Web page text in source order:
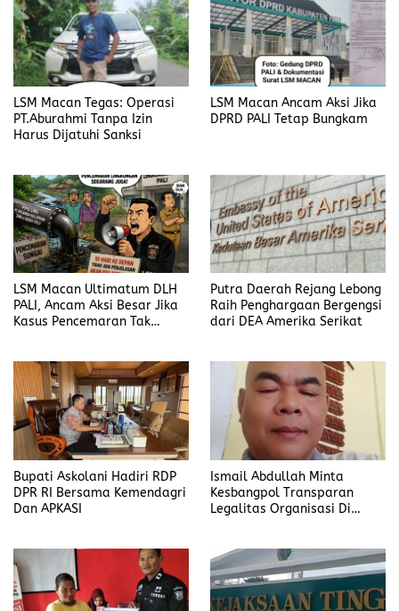
LSM Macan Tegas: Operasi
PT.Aburahmi Tanpa Izin
Harus Dijatuhi Sanksi
LSM Macan Ancam Aksi Jika
DPRD PALI Tetap Bungkam
LSM Macan Ultimatum DLH
PALI, Ancam Aksi Besar Jika
Kasus Pencemaran Tak
Putra Daerah Rejang Lebong
Raih Penghargaan Bergengsi
dari DEA Amerika Serikat
Bupati Askolani Hadiri RDP
DPR RI Bersama Kemendagri
Dan APKASI
Ismail Abdullah Minta
Kesbangpol Transparan
Legalitas Organisasi Di